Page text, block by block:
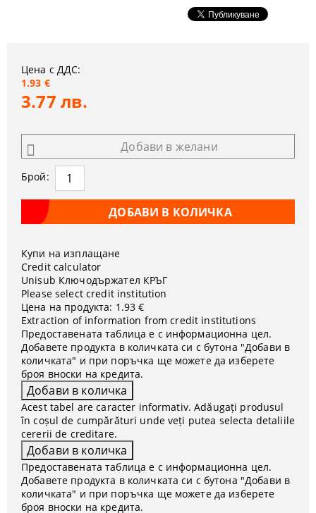
Цена с ДДС:
1.93 €
3.77 лв.
Добави в желани
Брой:
Купи на изплащане
Credit calculator
Unisub Ключодържател КРЪГ
Please select credit institution
Цена на продукта: 1.93 €
Extraction of information from credit institutions
Предоставената таблица е с информационна цел.
Добавете продукта в количката си с бутона "Добави в
количката" и при поръчка ще можете да изберете
броя вноски на кредита.
Acest tabel are caracter informativ. Adăugați produsul
în coșul de cumpărături unde veți putea selecta detaliile
cererii de creditare.
Предоставената таблица е с информационна цел.
Добавете продукта в количката си с бутона "Добави в
количката" и при поръчка ще можете да изберете
броя вноски на кредита.